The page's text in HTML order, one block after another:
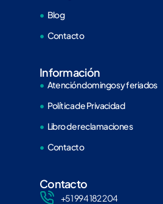
Blog
Contacto
Información
Atención domingos y feriados
Política de Privacidad
Libro de reclamaciones
Contacto
Contacto
+51 994 182 204